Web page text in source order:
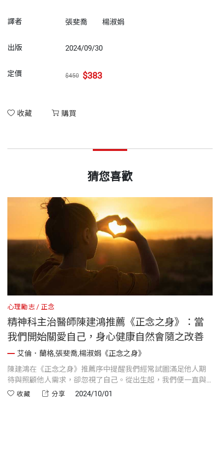
譯者 張斐喬 楊淑娟
出版 2024/09/30
定價 $450 $383
收藏 購買
猜您喜歡
心理勵志 正念
精神科主治醫師陳建鴻推薦《正念之身》：當
我們開始關愛自己，身心健康自然會隨之改善
艾倫．蘭格,張斐喬,楊淑娟《正念之身》
陳建鴻在《正念之身》推薦序中提醒我們經常試圖滿足他人期
待與照顧他人需求，卻忽視了自己。從出生起，我們便一直與
自己同行，但我們真的了解、愛惜自己嗎？願意花時間關照自
收藏 分享 2024/10/01